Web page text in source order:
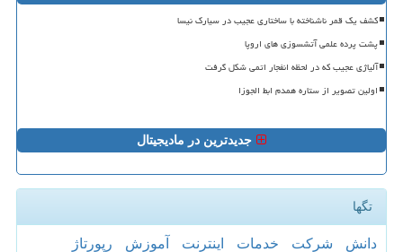
کشف یک قمر ناشناخته با ساختاری عجیب در سیارک نیسا
پشت پرده علمی آتشسوزی های اروپا
آلیاژی عجیب که در لحظه انفجار اتمی شکل گرفت
اولین تصویر از ستاره همدم ابط الجوزا
جدیدترین در مادیجیتال
تگها
دانش شركت خدمات اینترنت آموزش
رپورتاژ